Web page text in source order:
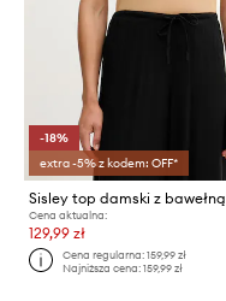
-18%
extra -5% z kodem: OFF*
Sisley top damski z bawełną
Cena aktualna:
129,99 zł
Cena regularna:159,99 zł
Najniższa cena:159,99 zł